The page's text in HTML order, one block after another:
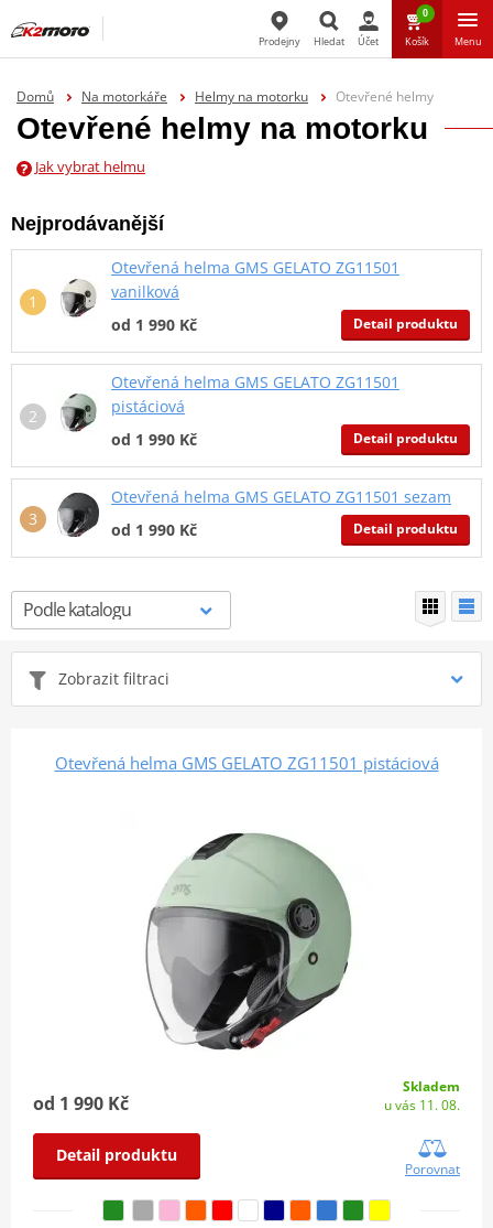
Hledat
Prodejny Hledat Účet
0
Košík Menu
Domů Na motorkáře Helmy na motorku Otevřené helmy
Otevřené helmy na motorku
Jak vybrat helmu
Nejprodávanější
Otevřená helma GMS GELATO ZG11501
vanilková
od 1 990 Kč
Detail produktu
Otevřená helma GMS GELATO ZG11501
pistáciová
od 1 990 Kč
Detail produktu
Otevřená helma GMS GELATO ZG11501 sezam
od 1 990 Kč
Detail produktu
Zobrazit filtraci
Otevřená helma GMS GELATO ZG11501 pistáciová
od 1 990 Kč
Skladem
u vás 11. 08.
Detail produktu
Porovnat